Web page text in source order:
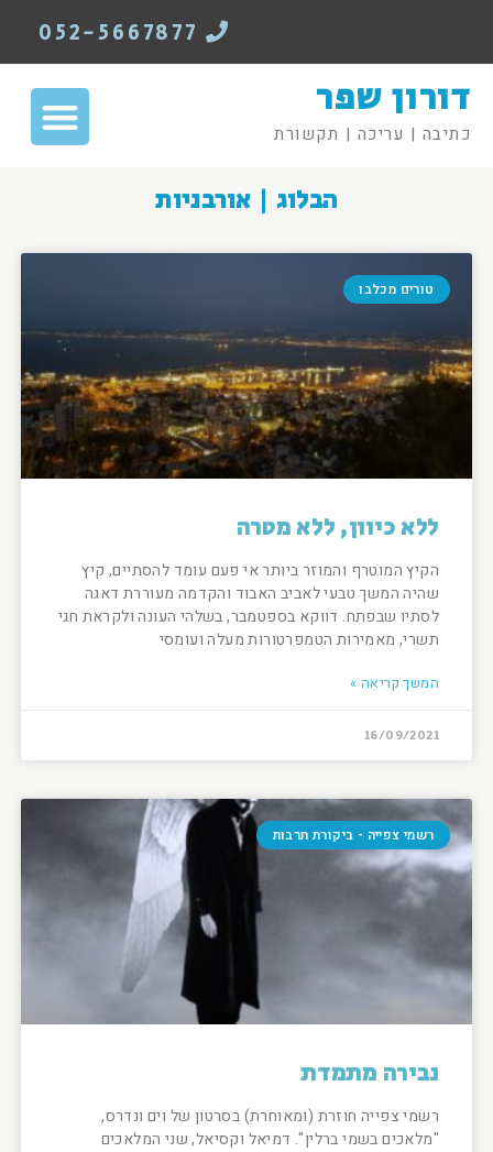
דורון שפר
כתיבה | עריכה | תקשורת
הבלוג | אורבניות
טורים מכלבו
ללא כיוון, ללא מטרה
הקיץ המוטרף והמוזר ביותר אי פעם עומד להסתיים, קיץ
שהיה המשך טבעי לאביב האבוד והקדמה מעוררת דאגה
לסתיו שבפתח. דווקא בספטמבר, בשלהי העונה ולקראת חגי
תשרי, מאמירות הטמפרטורות מעלה ועומסי
המשך קריאה »
16/09/2021
רשמי צפייה - ביקורת תרבות
נבירה מתמדת
רשמי צפייה חוזרת (ומאוחרת) בסרטון של וים ונדרס,
"מלאכים בשמי ברלין". דמיאל וקסיאל, שני המלאכים